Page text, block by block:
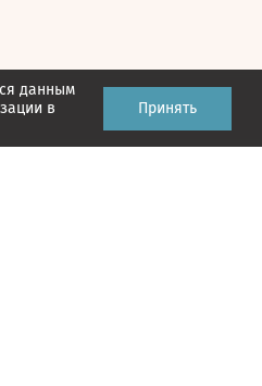
данным
в
Принять